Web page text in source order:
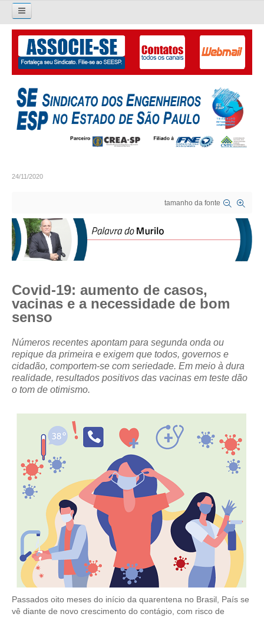
Pesquisar...
O SINDICATO
APRESENTAÇÃO
PALAVRA DO PRESIDENTE
GALERIA EX-PRESIDENTES
ORGANOGRAMA
CRESCE BRASIL
CONSELHO TECNOLÓGICO
COMPOSIÇÃO
CONSELHOS ASSESSORES
NÚCLEO DA MULHER ENGENHEIRA
TRANSPARÊNCIA
JURÍDICO
CONSULTORIA
ACORDOS, CONVENÇÕES E DISSÍDIOS
CONTRIBUIÇÕES
CONTRIBUIÇÃO ASSISTENCIAL
CONTRIBUIÇÃO ASSOCIATIVA OU ANUIDADE DE SÓCIO
24/11/2020
tamanho da fonte
Covid-19: aumento de casos,
vacinas e a necessidade de bom
senso
Números recentes apontam para segunda onda ou
repique da primeira e exigem que todos, governos e
cidadão, comportem-se com seriedade. Em meio à dura
realidade, resultados positivos das vacinas em teste dão
o tom de otimismo.
Passados oito meses do início da quarentena no Brasil, País se
vê diante de novo crescimento do contágio, com risco de